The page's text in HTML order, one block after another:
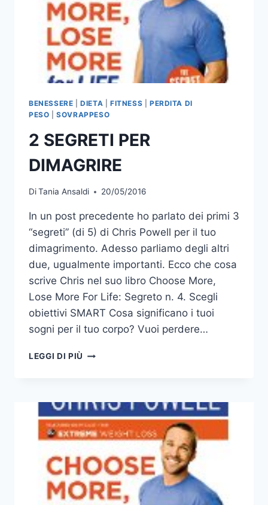
BENESSERE |DIETA FITNESS
PERDITA DI
PESO |SOVRAPPESO
2 SEGRETI PER
DIMAGRIRE
DiTania Ansaldi 20/05/2016
In un post precedente ho parlato dei primi 3
“segreti” (di 5) di Chris Powell per il tuo
dimagrimento. Adesso parliamo degli altri
due, ugualmente importanti. Ecco che cosa
scrive Chris nel suo libro Choose More,
Lose More For Life: Segreto n. 4. Scegli
obiettivi SMART Cosa significano i tuoi
sogni per il tuo corpo? Vuoi perdere…
LEGGI DI PIÙ 2